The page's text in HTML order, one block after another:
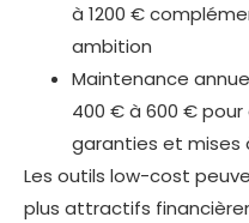
à 1200 €
ambition
Maintenance
400 € à 600 € pour
garanties et mises
Les outils low-cost
plus attractifs